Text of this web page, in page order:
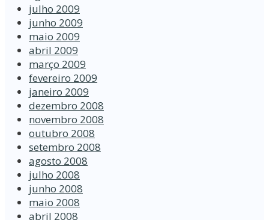
julho 2009
junho 2009
maio 2009
abril 2009
março 2009
fevereiro 2009
janeiro 2009
dezembro 2008
novembro 2008
outubro 2008
setembro 2008
agosto 2008
julho 2008
junho 2008
maio 2008
abril 2008